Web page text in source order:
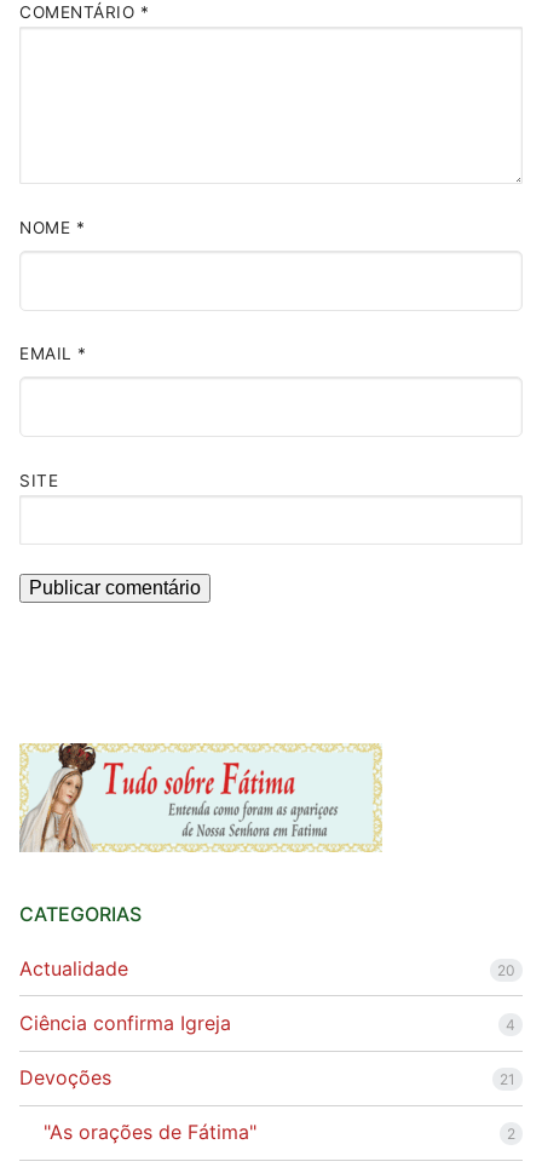
COMENTÁRIO *
NOME *
EMAIL *
SITE
CATEGORIAS
Actualidade 20
Ciência confirma Igreja 4
Devoções 21
"As orações de Fátima" 2